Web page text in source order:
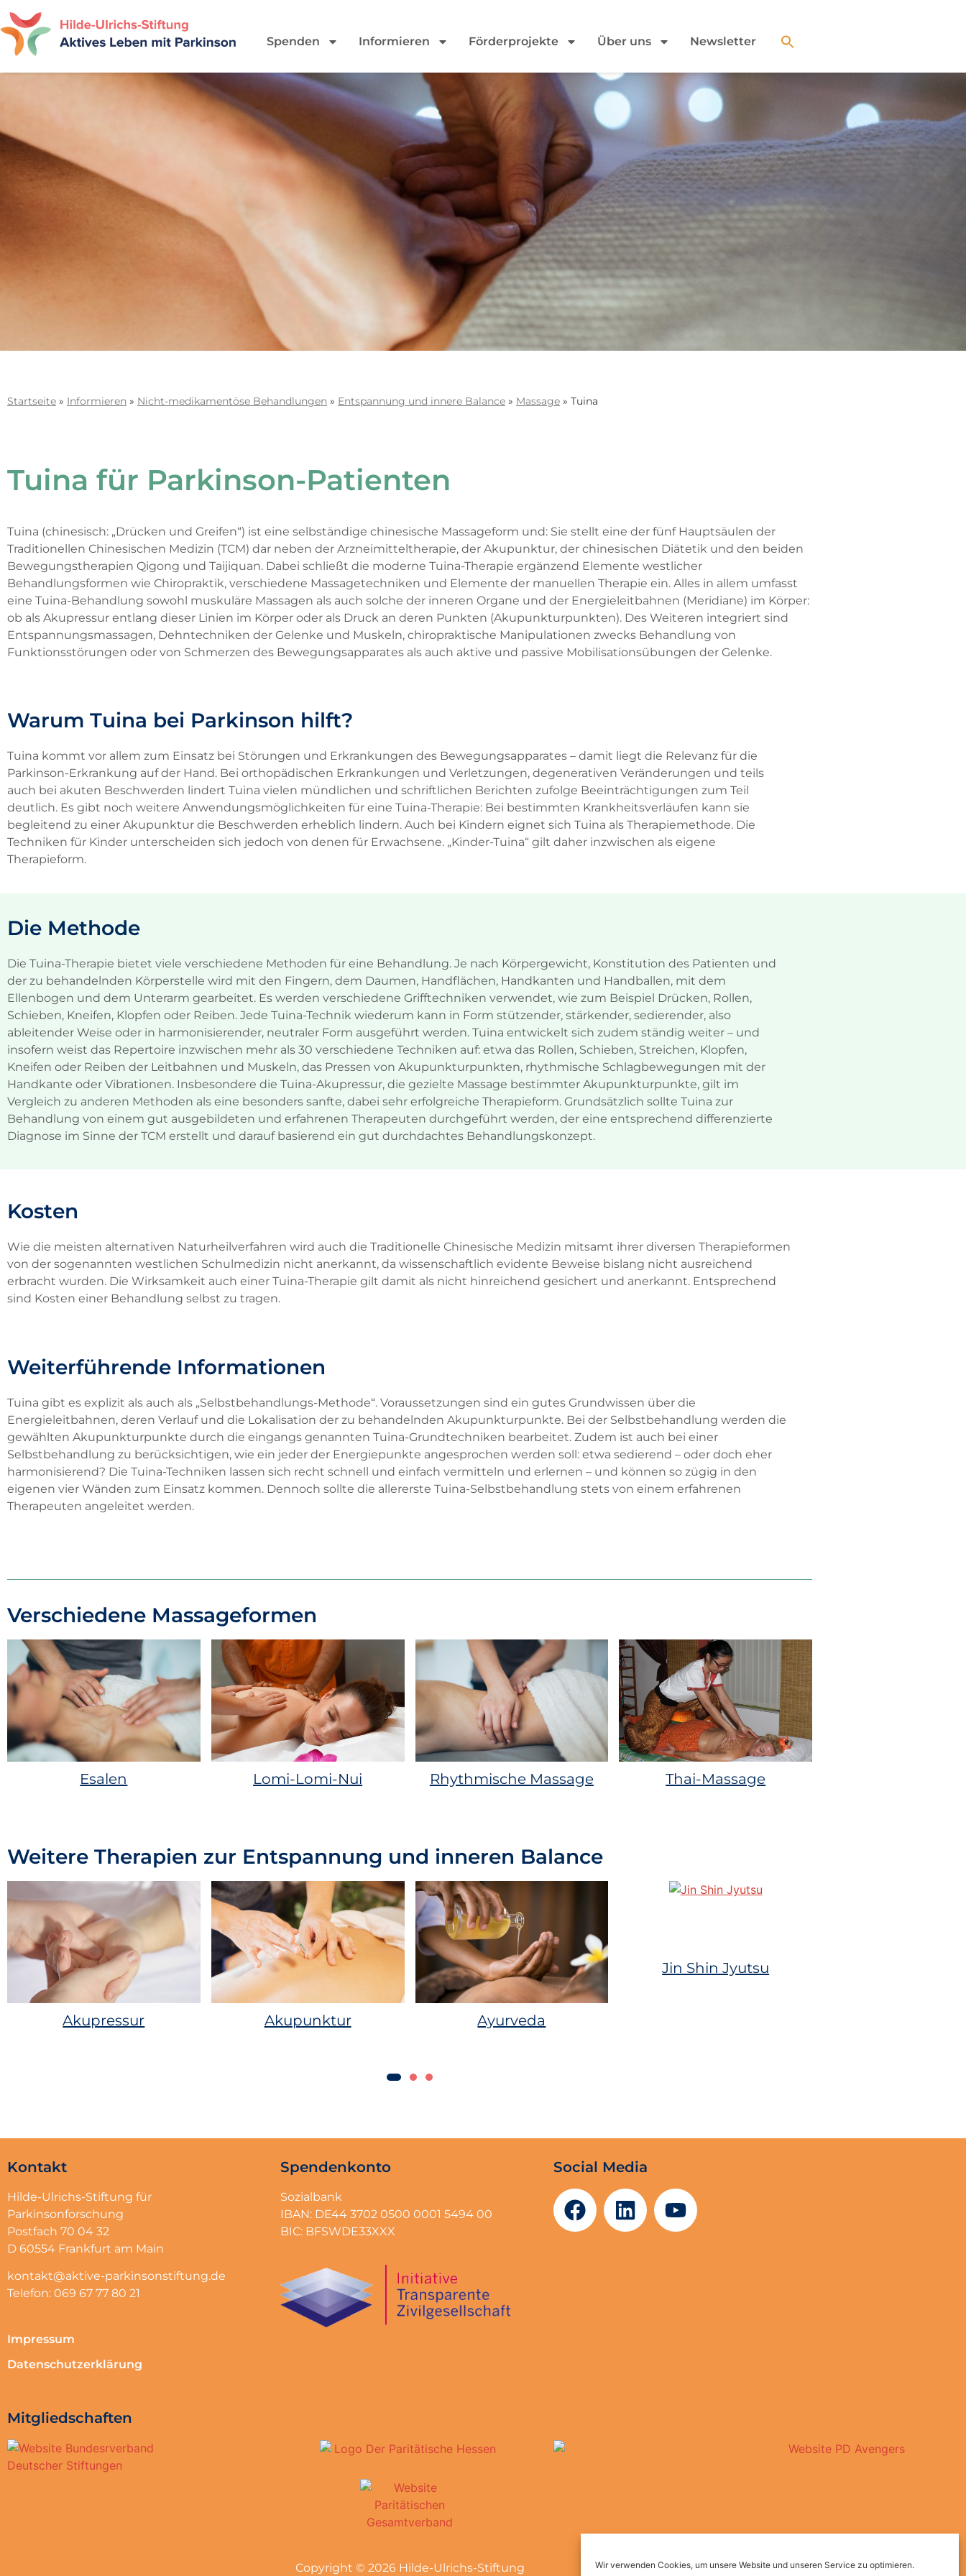
Wir verwenden Cookies, um unsere Website und unseren Service zu optimieren.
Spenden Informieren Förderprojekte Über uns Newsletter
Startseite » Informieren » Nicht-medikamentöse Behandlungen » Entspannung und innere Balance » Massage » Tuina
Tuina für Parkinson-Patienten
Tuina (chinesisch: „Drücken und Greifen“) ist eine selbständige chinesische Massageform und: Sie stellt eine der fünf Hauptsäulen der
Traditionellen Chinesischen Medizin (TCM) dar neben der Arzneimitteltherapie, der Akupunktur, der chinesischen Diätetik und den beiden
Bewegungstherapien Qigong und Taijiquan. Dabei schließt die moderne Tuina-Therapie ergänzend Elemente westlicher
Behandlungsformen wie Chiropraktik, verschiedene Massagetechniken und Elemente der manuellen Therapie ein. Alles in allem umfasst
eine Tuina-Behandlung sowohl muskuläre Massagen als auch solche der inneren Organe und der Energieleitbahnen (Meridiane) im Körper:
ob als Akupressur entlang dieser Linien im Körper oder als Druck an deren Punkten (Akupunkturpunkten). Des Weiteren integriert sind
Entspannungsmassagen, Dehntechniken der Gelenke und Muskeln, chiropraktische Manipulationen zwecks Behandlung von
Funktionsstörungen oder von Schmerzen des Bewegungsapparates als auch aktive und passive Mobilisationsübungen der Gelenke.
Warum Tuina bei Parkinson hilft?
Tuina kommt vor allem zum Einsatz bei Störungen und Erkrankungen des Bewegungsapparates – damit liegt die Relevanz für die
Parkinson-Erkrankung auf der Hand. Bei orthopädischen Erkrankungen und Verletzungen, degenerativen Veränderungen und teils
auch bei akuten Beschwerden lindert Tuina vielen mündlichen und schriftlichen Berichten zufolge Beeinträchtigungen zum Teil
deutlich. Es gibt noch weitere Anwendungsmöglichkeiten für eine Tuina-Therapie: Bei bestimmten Krankheitsverläufen kann sie
begleitend zu einer Akupunktur die Beschwerden erheblich lindern. Auch bei Kindern eignet sich Tuina als Therapiemethode. Die
Techniken für Kinder unterscheiden sich jedoch von denen für Erwachsene. „Kinder-Tuina“ gilt daher inzwischen als eigene
Therapieform.
Die Methode
Die Tuina-Therapie bietet viele verschiedene Methoden für eine Behandlung. Je nach Körpergewicht, Konstitution des Patienten und
der zu behandelnden Körperstelle wird mit den Fingern, dem Daumen, Handflächen, Handkanten und Handballen, mit dem
Ellenbogen und dem Unterarm gearbeitet. Es werden verschiedene Grifftechniken verwendet, wie zum Beispiel Drücken, Rollen,
Schieben, Kneifen, Klopfen oder Reiben. Jede Tuina-Technik wiederum kann in Form stützender, stärkender, sedierender, also
ableitender Weise oder in harmonisierender, neutraler Form ausgeführt werden. Tuina entwickelt sich zudem ständig weiter – und
insofern weist das Repertoire inzwischen mehr als 30 verschiedene Techniken auf: etwa das Rollen, Schieben, Streichen, Klopfen,
Kneifen oder Reiben der Leitbahnen und Muskeln, das Pressen von Akupunkturpunkten, rhythmische Schlagbewegungen mit der
Handkante oder Vibrationen. Insbesondere die Tuina-Akupressur, die gezielte Massage bestimmter Akupunkturpunkte, gilt im
Vergleich zu anderen Methoden als eine besonders sanfte, dabei sehr erfolgreiche Therapieform. Grundsätzlich sollte Tuina zur
Behandlung von einem gut ausgebildeten und erfahrenen Therapeuten durchgeführt werden, der eine entsprechend differenzierte
Diagnose im Sinne der TCM erstellt und darauf basierend ein gut durchdachtes Behandlungskonzept.
Kosten
Wie die meisten alternativen Naturheilverfahren wird auch die Traditionelle Chinesische Medizin mitsamt ihrer diversen Therapieformen
von der sogenannten westlichen Schulmedizin nicht anerkannt, da wissenschaftlich evidente Beweise bislang nicht ausreichend
erbracht wurden. Die Wirksamkeit auch einer Tuina-Therapie gilt damit als nicht hinreichend gesichert und anerkannt. Entsprechend
sind Kosten einer Behandlung selbst zu tragen.
Weiterführende Informationen
Tuina gibt es explizit als auch als „Selbstbehandlungs-Methode“. Voraussetzungen sind ein gutes Grundwissen über die
Energieleitbahnen, deren Verlauf und die Lokalisation der zu behandelnden Akupunkturpunkte. Bei der Selbstbehandlung werden die
gewählten Akupunkturpunkte durch die eingangs genannten Tuina-Grundtechniken bearbeitet. Zudem ist auch bei einer
Selbstbehandlung zu berücksichtigen, wie ein jeder der Energiepunkte angesprochen werden soll: etwa sedierend – oder doch eher
harmonisierend? Die Tuina-Techniken lassen sich recht schnell und einfach vermitteln und erlernen – und können so zügig in den
eigenen vier Wänden zum Einsatz kommen. Dennoch sollte die allererste Tuina-Selbstbehandlung stets von einem erfahrenen
Therapeuten angeleitet werden.
Verschiedene Massageformen
Esalen Lomi-Lomi-Nui Rhythmische Massage Thai-Massage
Weitere Therapien zur Entspannung und inneren Balance
Akupressur Akupunktur Ayurveda
Jin Shin Jyutsu
Kontakt
Hilde-Ulrichs-Stiftung für
Parkinsonforschung
Postfach 70 04 32
D 60554 Frankfurt am Main
kontakt@aktive-parkinsonstiftung.de
Telefon: 069 67 77 80 21
Impressum
Datenschutzerklärung
Spendenkonto
Sozialbank
IBAN: DE44 3702 0500 0001 5494 00
BIC: BFSWDE33XXX
Social Media
Mitgliedschaften
Copyright © 2026 Hilde-Ulrichs-Stiftung